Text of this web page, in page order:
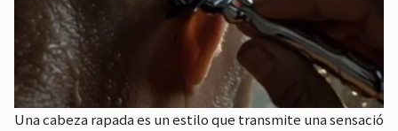
Una cabeza rapada es un estilo que transmite una sensació